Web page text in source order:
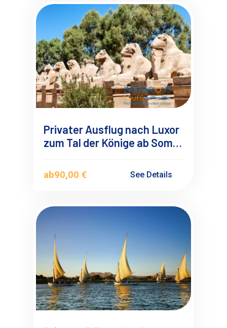
Privater Ausflug nach Luxor
zum Tal der Könige ab Soma
Deutschsprachigen
Reiseführer
ab90,00 € See Details